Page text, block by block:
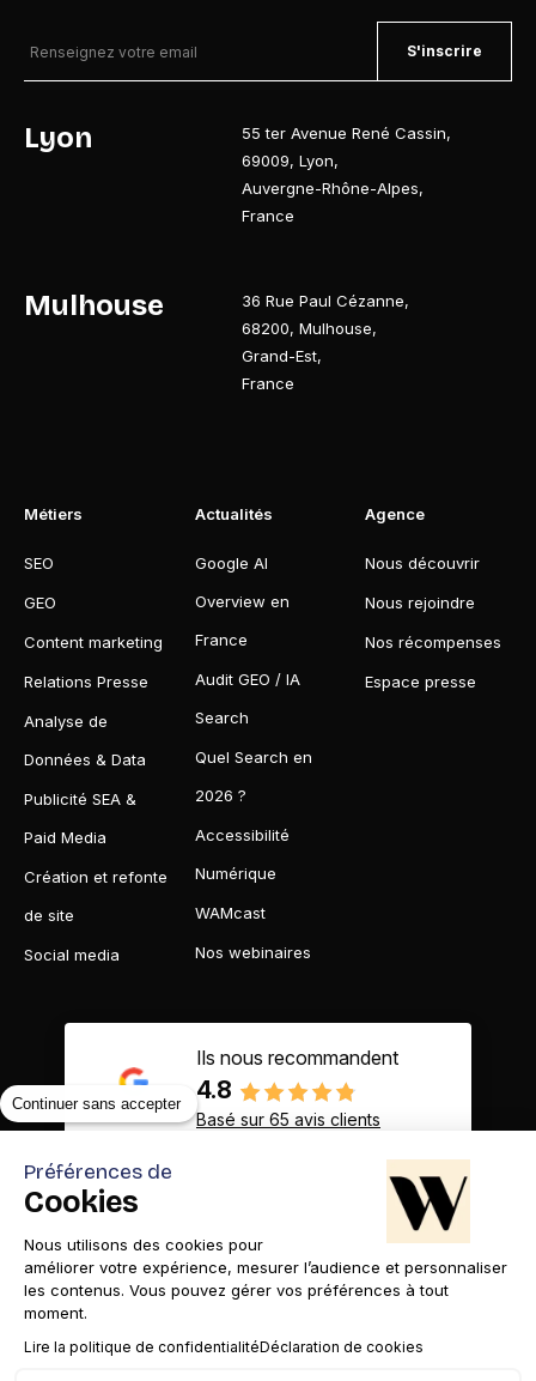
S'inscrire
Lyon 55 ter Avenue René Cassin,
69009,Lyon,
Auvergne-Rhône-Alpes,
France
Mulhouse 36 Rue Paul Cézanne,
68200,Mulhouse,
Grand-Est,
France
Métiers
SEO
GEO
Content marketing
Relations Presse
Analyse de
Données & Data
Publicité SEA &
Paid Media
Création et refonte
de site
Social media
Actualités
Google AI
Overview en
France
Audit GEO / IA
Search
Quel Search en
2026 ?
Accessibilité
Numérique
WAMcast
Nos webinaires
Agence
Nous découvrir
Nous rejoindre
Nos récompenses
Espace presse
Ils nous recommandent
4.8
Basé sur 65 avis clients
Contact Appelez-nous
Continuer sans accepter
Préférences de
Cookies
Nous utilisons des cookies pour
améliorer votre expérience, mesurer l’audience et personnaliser
les contenus. Vous pouvez gérer vos préférences à tout
moment.
Lire la politique de confidentialitéDéclaration de cookies